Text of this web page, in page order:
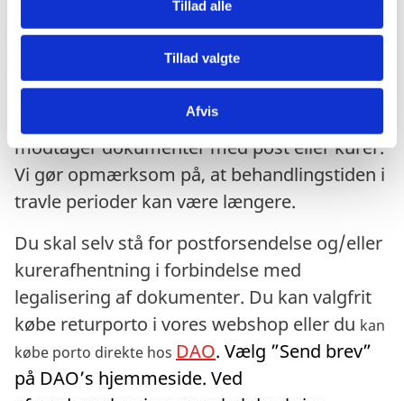
Tillad alle
Tillad valgte
Afvis
Når dokumentet skal sendes med post eller kurer:
Du kan forvente en sagsbehandlingstid i
Udenrigsministeriet på 5-7 hverdage, efter vi
modtager dokumenter med post eller kurer.
Vi gør opmærksom på, at behandlingstiden i
travle perioder kan være længere.
Du skal selv stå for postforsendelse og/eller
kurerafhentning i forbindelse med
legalisering af dokumenter. Du kan valgfrit
købe returporto i vores webshop eller du kan
købe porto direkte hos DAO. Vælg ”Send brev”
på DAO’s hjemmeside. Ved